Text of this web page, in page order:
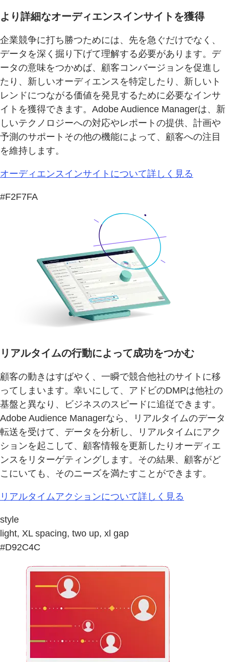
より詳細なオーディエンスインサイトを獲得
企業競争に打ち勝つためには、先を急ぐだけでなく、
データを深く掘り下げて理解する必要があります。デ
ータの意味をつかめば、顧客コンバージョンを促進し
たり、新しいオーディエンスを特定したり、新しいト
レンドにつながる価値を発見するために必要なインサ
イトを獲得できます。Adobe Audience Managerは、新
しいテクノロジーへの対応やレポートの提供、計画や
予測のサポートその他の機能によって、顧客への注目
を維持します。
オーディエンスインサイトについて詳しく見る
#F2F7FA
リアルタイムの行動によって成功をつかむ
顧客の動きはすばやく、一瞬で競合他社のサイトに移
ってしまいます。幸いにして、アドビのDMPは他社の
基盤と異なり、ビジネスのスピードに追従できます。
Adobe Audience Managerなら、リアルタイムのデータ
転送を受けて、データを分析し、リアルタイムにアク
ションを起こして、顧客情報を更新したりオーディエ
ンスをリターゲティングします。その結果、顧客がど
こにいても、そのニーズを満たすことができます。
リアルタイムアクションについて詳しく見る
style
light, XL spacing, two up, xl gap
#D92C4C